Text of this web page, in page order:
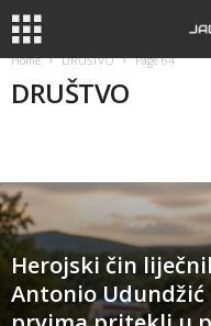
Home DRUŠTVO Page 64
DRUŠTVO
Herojski čin
Antonio Udundžić